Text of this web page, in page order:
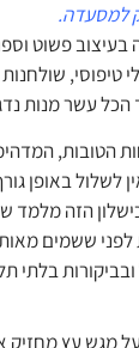
למסעדה.
פשוט
טיפוסי,
הכל עשר מנות
הטובות,
לשלול באופן
הזה
ששמים
בלתי